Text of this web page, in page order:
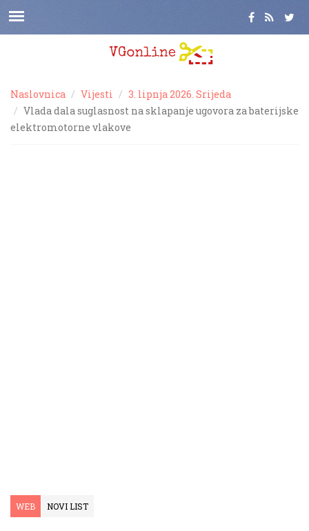
Naslovnica Vijesti
3. lipnja 2026. Srijeda
Vlada dala suglasnost na sklapanje ugovora za baterijske
elektromotorne vlakove
WEB NOVI LIST